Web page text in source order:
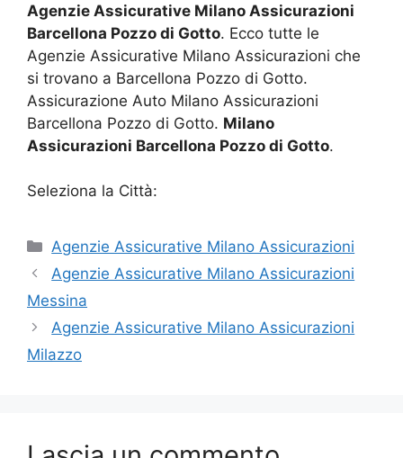
Agenzie Assicurative Milano Assicurazioni
Barcellona Pozzo di Gotto. Ecco tutte le
Agenzie Assicurative Milano Assicurazioni che
si trovano a Barcellona Pozzo di Gotto.
Assicurazione Auto Milano Assicurazioni
Barcellona Pozzo di Gotto. Milano
Assicurazioni Barcellona Pozzo di Gotto.
Seleziona la Città:
Categorie
Agenzie Assicurative Milano Assicurazioni
Agenzie Assicurative Milano Assicurazioni
Messina
Agenzie Assicurative Milano Assicurazioni
Milazzo